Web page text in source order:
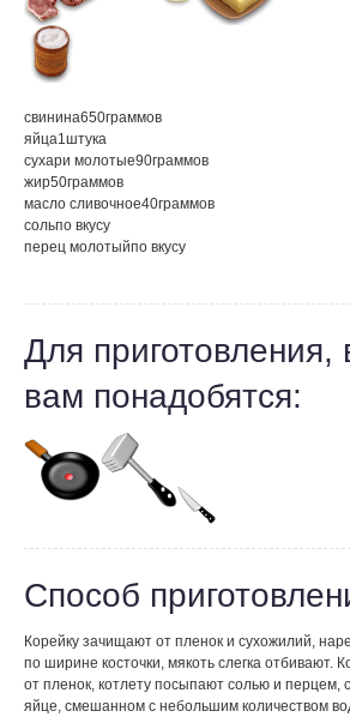
свинина650граммов
яйца1штука
сухари молотые90граммов
жир50граммов
масло сливочное40граммов
сольпо вкусу
перец молотыйпо вкусу
Для приготовления,
вам понадобятся:
Способ
Корейку зачищают от пленок и сухожилий,
по ширине косточки, мякоть слегка отбивают.
от пленок, котлету посыпают солью и перцем,
яйце, смешанном с небольшим количеством